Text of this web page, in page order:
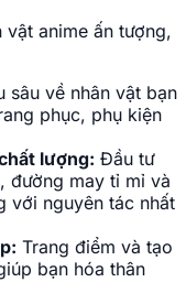
anime ấn tượng,
sâu về nhân vật bạn
phục, phụ kiện
lượng: Đầu tư
đường may tỉ mỉ và
với nguyên tác nhất
Trang điểm và tạo
bạn hóa thân